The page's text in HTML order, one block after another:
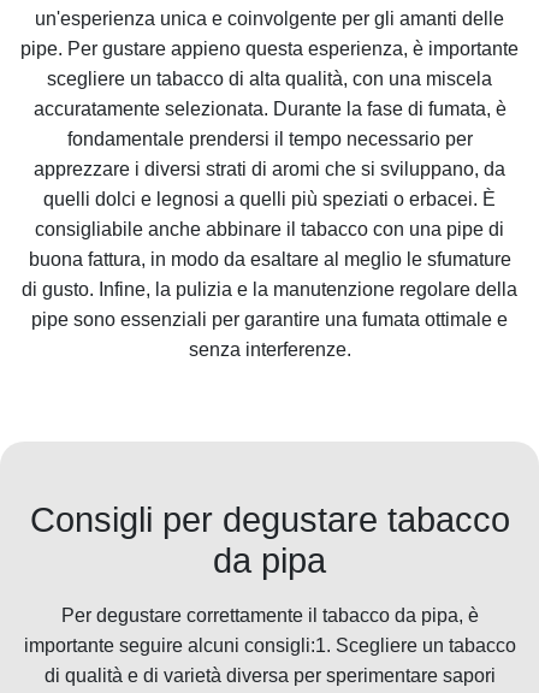
un'esperienza unica e coinvolgente per gli amanti delle
pipe. Per gustare appieno questa esperienza, è importante
scegliere un tabacco di alta qualità, con una miscela
accuratamente selezionata. Durante la fase di fumata, è
fondamentale prendersi il tempo necessario per
apprezzare i diversi strati di aromi che si sviluppano, da
quelli dolci e legnosi a quelli più speziati o erbacei. È
consigliabile anche abbinare il tabacco con una pipe di
buona fattura, in modo da esaltare al meglio le sfumature
di gusto. Infine, la pulizia e la manutenzione regolare della
pipe sono essenziali per garantire una fumata ottimale e
senza interferenze.
Consigli per degustare tabacco
da pipa
Per degustare correttamente il tabacco da pipa, è
importante seguire alcuni consigli:1. Scegliere un tabacco
di qualità e di varietà diversa per sperimentare sapori